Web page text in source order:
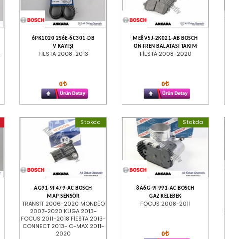
6PK1020 2S6E-6C301-DB
V KAYIŞI
FİESTA 2008-2013
0
ME8V5J-2K021-AB BOSCH
ÖN FREN BALATASI TAKIM
FİESTA 2008-2020
0
Stokda
AG91-9F479-AC BOSCH
MAP SENSÖR
TRANSİT 2006-2020 MONDEO
2007-2020 KUGA 2013-
FOCUS 2011-2018 FİESTA 2013-
CONNECT 2013- C-MAX 2011-
2020
Stokda
8A6G-9F991-AC BOSCH
GAZ KELEBEK
FOCUS 2008-2011
0